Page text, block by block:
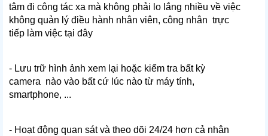
tâm đi công tác xa mà không phải lo lắng nhiều về việc
không quản lý điều hành nhân viên, công nhân trực
tiếp làm việc tại đây
- Lưu trữ hình ảnh xem lại hoặc kiểm tra bất kỳ
camera nào vào bất cứ lúc nào từ máy tính,
smartphone, ...
- Hoạt động quan sát và theo dõi 24/24 hơn cả nhân